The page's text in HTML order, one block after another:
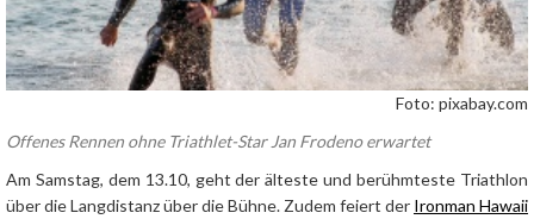
Foto: pixabay.com
Offenes Rennen ohne Triathlet-Star Jan Frodeno erwartet
Am Samstag, dem 13.10, geht der älteste und berühmteste Triathlon
über die Langdistanz über die Bühne. Zudem feiert der Ironman Hawaii